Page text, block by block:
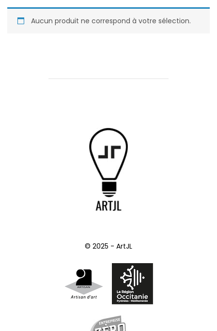
Aucun produit ne correspond à votre sélection.
© 2025 - ArtJL